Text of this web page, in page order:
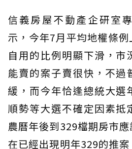
信義房屋不動產企研室
示，今年7月平均地權條
自用的比例明顯下滑，市
能賣的案子賣很快，不過
緩，而今年恰逢總統大選
順勢等大選不確定因素抵
農曆年後到329檔期房市
在已經出現明年329的推